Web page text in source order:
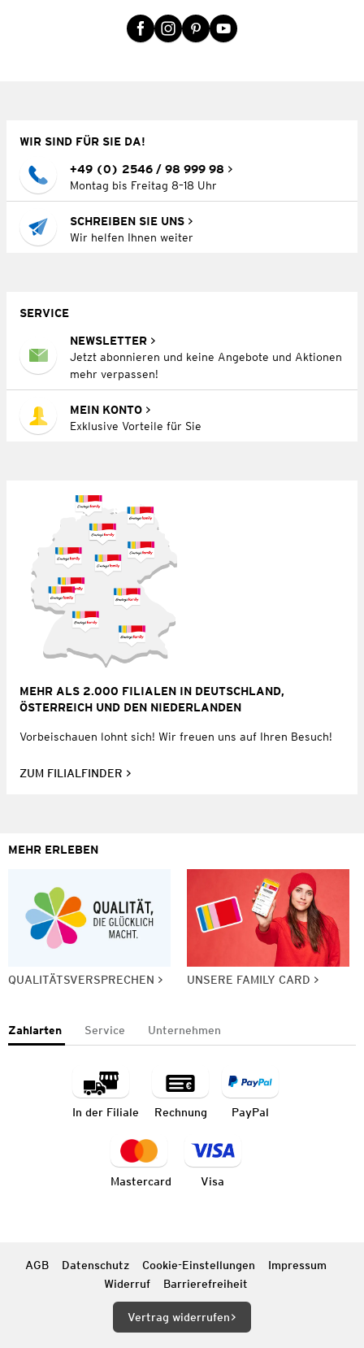
WIR SIND FÜR SIE DA!
+49 (0) 2546 / 98 999 98
Montag bis Freitag 8–18 Uhr
SCHREIBEN SIE UNS
Wir helfen Ihnen weiter
SERVICE
NEWSLETTER
Jetzt abonnieren und keine Angebote und Aktionen
mehr verpassen!
MEIN KONTO
Exklusive Vorteile für Sie
MEHR ALS 2.000 FILIALEN IN DEUTSCHLAND,
ÖSTERREICH UND DEN NIEDERLANDEN
Vorbeischauen lohnt sich! Wir freuen uns auf Ihren Besuch!
ZUM FILIALFINDER
MEHR ERLEBEN
QUALITÄTSVERSPRECHEN UNSERE FAMILY CARD
Zahlarten Service Unternehmen
In der Filiale Rechnung PayPal
Mastercard Visa
AGB Datenschutz Cookie-Einstellungen
Impressum
Widerruf
Barrierefreiheit
Vertrag widerrufen